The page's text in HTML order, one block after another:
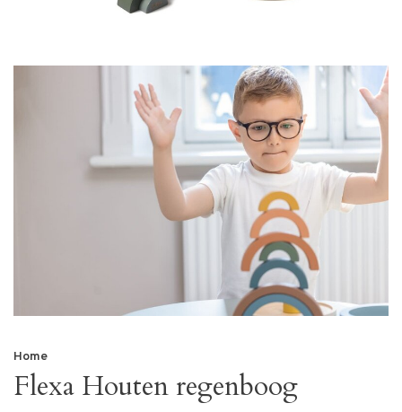
Home
Flexa Houten regenboog